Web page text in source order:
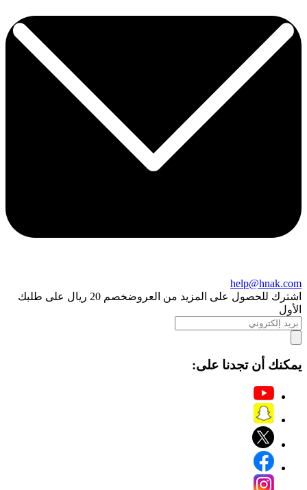
help@hnak.com
اشترك للحصول على المزيد من العروض
خصم 20 ريال على طلبك
الأول
يمكنك أن تجدنا على: